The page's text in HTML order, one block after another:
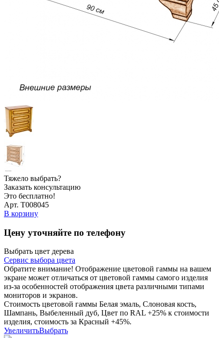
Тяжело выбрать?
Заказать консультацию
Это бесплатно!
Арт. Т008045
В корзину
Цену уточняйте по телефону
Выбрать цвет дерева
Сервис выбора цвета
Обратите внимание! Отображение цветовой гаммы на вашем
экране может отличаться от цветовой гаммы самого изделия
из-за особенностей отображения цвета различными типами
мониторов и экранов.
Стоимость цветовой гаммы Белая эмаль, Слоновая кость,
Шампань, Выбеленный дуб, Цвет по RAL +25% к стоимости
изделия, стоимость за Красный +45%.
УвеличитьВыбрать